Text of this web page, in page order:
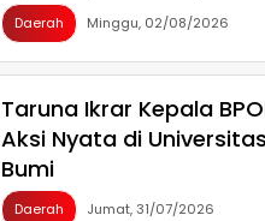
Daerah Minggu, 02/08/2026
Taruna Ikrar Kepala
Aksi Nyata di
Bumi
Daerah Jumat, 31/07/2026